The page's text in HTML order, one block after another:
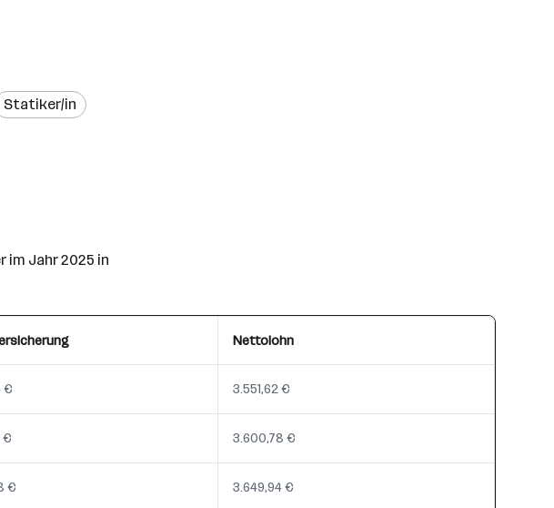
Statiker/in
im Jahr 2025 in
Nettolohn
€ 3.551,62 €
€ 3.600,78 €
€ 3.649,94 €